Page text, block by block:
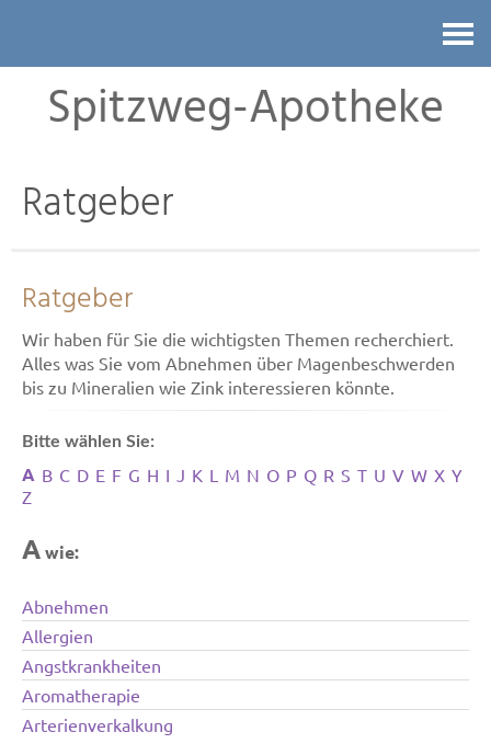
Spitzweg-Apotheke
Ratgeber
Ratgeber
Wir haben für Sie die wichtigsten Themen recherchiert.
Alles was Sie vom Abnehmen über Magenbeschwerden
bis zu Mineralien wie Zink interessieren könnte.
Bitte wählen Sie:
A B C D E F G H I J K L M N O P Q R S T U V W X Y
Z
Awie:
Abnehmen
Allergien
Angstkrankheiten
Aromatherapie
Arterienverkalkung